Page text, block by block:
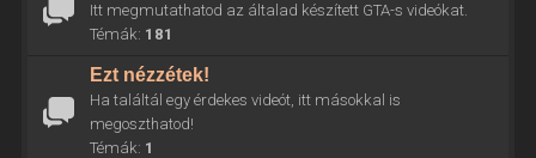
Itt megmutathatod az általad készített GTA-s videókat.
Témák: 181
Ezt nézzétek!
Ha találtál egy érdekes videót, itt másokkal is
megoszthatod!
Témák: 1